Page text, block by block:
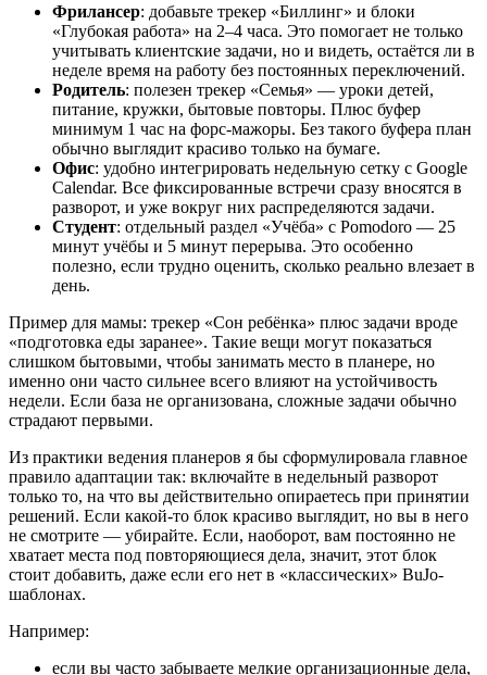
Фрилансер: добавьте трекер «Биллинг» и блоки
«Глубокая работа» на 2–4 часа. Это помогает не только
учитывать клиентские задачи, но и видеть, остаётся ли в
неделе время на работу без постоянных переключений.
Родитель: полезен трекер «Семья» — уроки детей,
питание, кружки, бытовые повторы. Плюс буфер
минимум 1 час на форс-мажоры. Без такого буфера план
обычно выглядит красиво только на бумаге.
Офис: удобно интегрировать недельную сетку с Google
Calendar. Все фиксированные встречи сразу вносятся в
разворот, и уже вокруг них распределяются задачи.
Студент: отдельный раздел «Учёба» с Pomodoro — 25
минут учёбы и 5 минут перерыва. Это особенно
полезно, если трудно оценить, сколько реально влезает в
день.
Пример для мамы: трекер «Сон ребёнка» плюс задачи вроде
«подготовка еды заранее». Такие вещи могут показаться
слишком бытовыми, чтобы занимать место в планере, но
именно они часто сильнее всего влияют на устойчивость
недели. Если база не организована, сложные задачи обычно
страдают первыми.
Из практики ведения планеров я бы сформулировала главное
правило адаптации так: включайте в недельный разворот
только то, на что вы действительно опираетесь при принятии
решений. Если какой-то блок красиво выглядит, но вы в него
не смотрите — убирайте. Если, наоборот, вам постоянно не
хватает места под повторяющиеся дела, значит, этот блок
стоит добавить, даже если его нет в «классических» BuJo-
шаблонах.
Например:
если вы часто забываете мелкие организационные дела,